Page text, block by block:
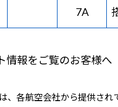
7A
情報をご覧のお客様へ
、各航空会社から提供さ